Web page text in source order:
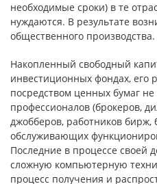
необходимые сроки) в те
нуждаются. В результате
общественного производства.
Накопленный свободный
инвестиционных фондах, его
посредством ценных бумаг
профессионалов (брокеров,
джобберов, работников бирж,
обслуживающих
Последние в процессе своей
сложную компьютерную
процесс получения и